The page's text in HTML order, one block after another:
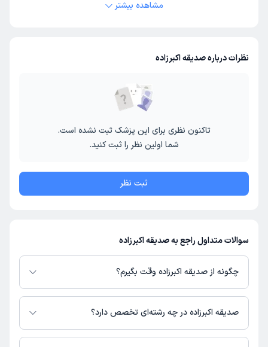
مشاهده بیشتر
نظرات درباره صدیقه اکبرزاده
تاکنون نظری برای این پزشک ثبت نشده است.
شما اولین نظر را ثبت کنید.
ثبت نظر
سوالات متداول راجع به صدیقه اکبرزاده
چگونه از صدیقه اکبرزاده وقت بگیرم؟
در صورتی کهصدیقه اکبرزادهدارای پروفایل فعال و نوبت‌دهی باز در پلتفرم دکترتو
باشند، می‌توانید از طریق این پلتفرم برای دریافت نوبت اقدام کنید. در صورت
شماره تماس، برنامه حضور در مطب، تصاویر پزشک، ساعات کاری و سایر اطلاعات
صدیقه اکبرزاده در چه رشته‌ای تخصص دارد؟
صدیقه اکبرزاده در رشته‌های زیر (پیراپزشکی) تخصص دارند: